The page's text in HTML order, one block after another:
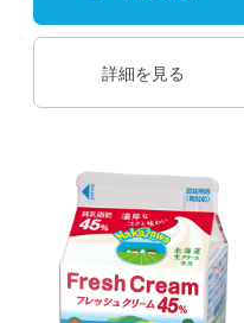
詳細を見る